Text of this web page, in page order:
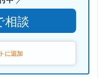
相談
に追加